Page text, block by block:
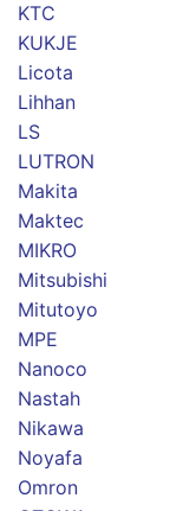
KTC
KUKJE
Licota
Lihhan
LS
LUTRON
Makita
Maktec
MIKRO
Mitsubishi
Mitutoyo
MPE
Nanoco
Nastah
Nikawa
Noyafa
Omron